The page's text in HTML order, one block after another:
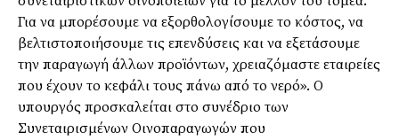
Για να μπορέσουμε να εξορθολογίσουμε το κόστος, να
βελτιστοποιήσουμε τις επενδύσεις και να εξετάσουμε
την παραγωγή άλλων προϊόντων, χρειαζόμαστε εταιρείες
που έχουν το κεφάλι τους πάνω από το νερό». Ο
υπουργός προσκαλείται στο συνέδριο των
Συνεταιρισμένων Οινοπαραγωγών που